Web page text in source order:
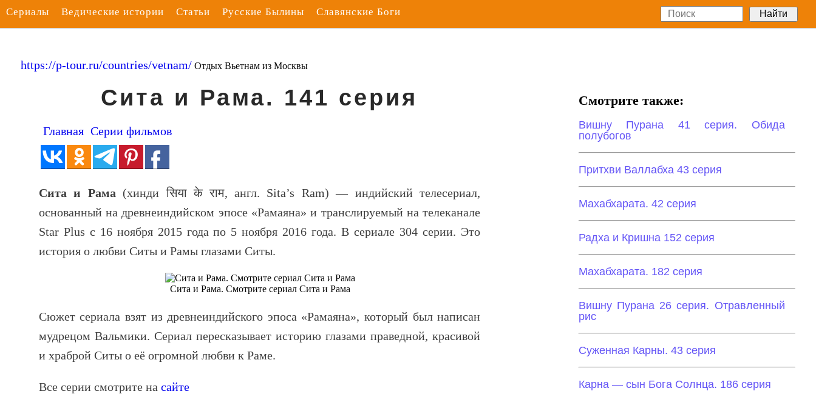
Сериалы Ведические истории Статьи Русские Былины Славянские Боги
https://p-tour.ru/countries/vetnam/ Отдых Вьетнам из Москвы
Сита и Рама. 141 серия
Главная Серии фильмов
Сита и Рама (хиндиसिया के राम, англ. Sita’s Ram) — индийский телесериал,
основанный на древнеиндийском эпосе «Рамаяна» и транслируемый на телеканале
Star Plus с 16 ноября 2015 года по 5 ноября 2016 года. В сериале 304 серии. Это
история о любви Ситы и Рамы глазами Ситы.
Сита и Рама. Смотрите сериал Сита и Рама
Сюжет сериала взят из древнеиндийского эпоса «Рамаяна», который был написан
мудрецом Вальмики. Сериал пересказывает историю глазами праведной, красивой
и храброй Ситы о её огромной любви к Раме.
Все серии смотрите на сайте
Смотрите также:
Вишну Пурана 41 серия. Обида
полубогов
Притхви Валлабха 43 серия
Махабхарата. 42 серия
Радха и Кришна 152 серия
Махабхарата. 182 серия
Вишну Пурана 26 серия. Отравленный
рис
Суженная Карны. 43 серия
Карна — сын Бога Солнца. 186 серия